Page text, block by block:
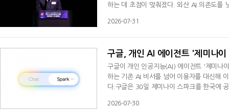
하는 데 초점이 맞춰졌다. 외산 AI 의존도를
술정보통신부와 정보통신산업진흥원
2026-07-31
구글, 개인 AI 에이전트 '제미나
구글이 개인 인공지능(AI) 에이전트 '제미나
하는 기존 AI 비서를 넘어 이용자를 대신해
다.구글은 30일 제미나이 스파크를 한국에
인프라를 기반으로 작동하는 AI 에이전트다.
2026-07-30